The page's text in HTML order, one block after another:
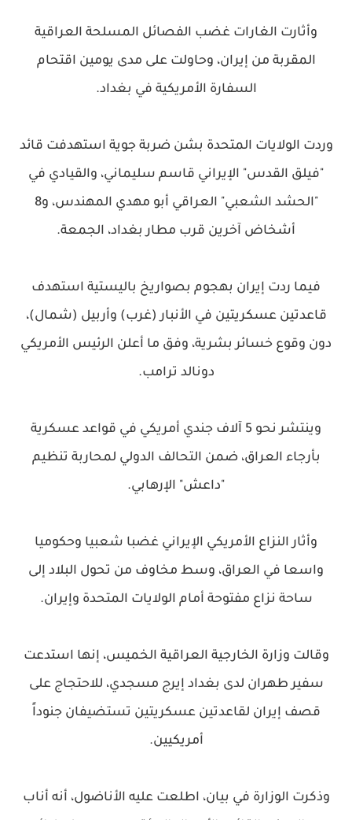
وأثارت الغارات غضب الفصائل المسلحة العراقية
المقربة من إيران، وحاولت على مدى يومين اقتحام
السفارة الأمريكية في بغداد.
وردت الولايات المتحدة بشن ضربة جوية استهدفت قائد
"فيلق القدس" الإيراني قاسم سليماني، والقيادي في
"الحشد الشعبي" العراقي أبو مهدي المهندس، و8
أشخاض آخرين قرب مطار بغداد، الجمعة.
فيما ردت إيران بهجوم بصواريخ باليستية استهدف
قاعدتين عسكريتين في الأنبار (غرب) وأربيل (شمال)،
دون وقوع خسائر بشرية، وفق ما أعلن الرئيس الأمريكي
دونالد ترامب.
وينتشر نحو 5 آلاف جندي أمريكي في قواعد عسكرية
بأرجاء العراق، ضمن التحالف الدولي لمحاربة تنظيم
"داعش" الإرهابي.
وأثار النزاع الأمريكي الإيراني غضبا شعبيا وحكوميا
واسعا في العراق، وسط مخاوف من تحول البلاد إلى
ساحة نزاع مفتوحة أمام الولايات المتحدة وإيران.
وقالت وزارة الخارجية العراقية الخميس، إنها استدعت
سفير طهران لدى بغداد إيرج مسجدي، للاحتجاج على
قصف إيران لقاعدتين عسكريتين تستضيفان جنوداً
أمريكيين.
وذكرت الوزارة في بيان، اطلعت عليه الأناضول، أنه أناب